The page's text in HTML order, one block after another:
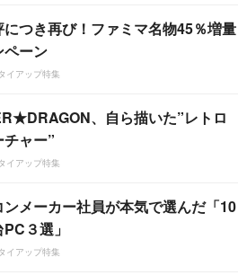
につき再び！ファミマ名物45％増量
ペーン
イアップ特集
、自ら描いた”レトロ
ャー”
イアップ特集
ンメーカー社員が本気で選んだ「10
３選」
イアップ特集